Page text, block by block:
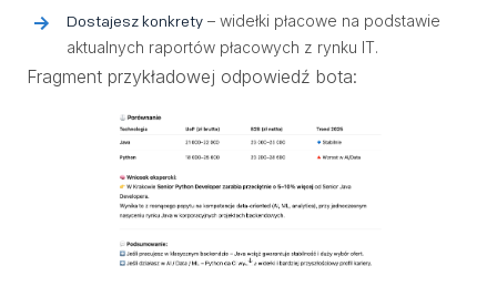
Dostajesz konkrety – widełki płacowe na podstawie
aktualnych raportów płacowych z rynku IT.
Fragment przykładowej odpowiedź bota: